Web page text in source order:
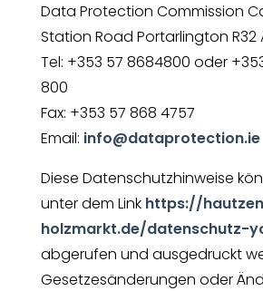
Data Protection Commission
Station Road Portarlington R32
Tel: +353 57 8684800 oder
800
Fax: +353 57 868 4757
Email: info@dataprotection.ie
Diese Datenschutzhinweise
unter dem Link https://
holzmarkt.de/datenschutz-
abgerufen und ausgedruckt
Gesetzesänderungen oder